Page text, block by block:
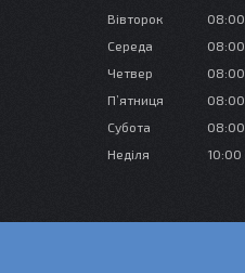
Вівторок
08:00
Середа
08:00
Четвер
08:00
Пʼятниця
08:00
Субота
08:00
Неділя
10:00